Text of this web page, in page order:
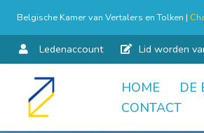
Belgische Kamer van Vertalers en Tolken |
Ledenaccount Lid worden
Skip
HOME DE
CONTACT